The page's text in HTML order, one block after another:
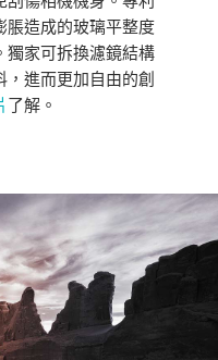
脹造成的玻璃平整度
獨家可拆換濾鏡結構
，進而更加自由的創
了解。